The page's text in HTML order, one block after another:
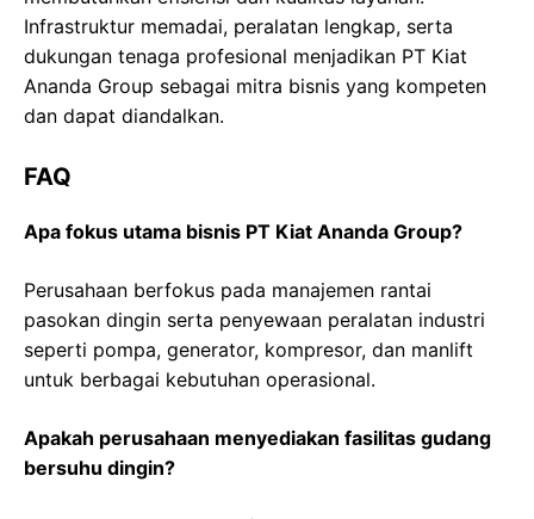
Infrastruktur memadai, peralatan lengkap, serta
dukungan tenaga profesional menjadikan PT Kiat
Ananda Group sebagai mitra bisnis yang kompeten
dan dapat diandalkan.
FAQ
Apa fokus utama bisnis PT Kiat Ananda Group?
Perusahaan berfokus pada manajemen rantai
pasokan dingin serta penyewaan peralatan industri
seperti pompa, generator, kompresor, dan manlift
untuk berbagai kebutuhan operasional.
Apakah perusahaan menyediakan fasilitas gudang
bersuhu dingin?